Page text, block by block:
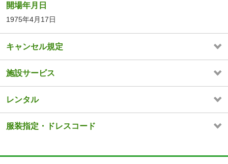
開場年月日
1975年4月17日
キャンセル規定
施設サービス
レンタル
服装指定・ドレスコード